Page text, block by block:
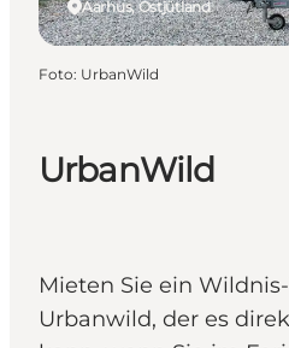
UrbanWild
Mieten Sie ein
Urbanwild, der es
Aarhus, Ostjütland
Foto: UrbanWild